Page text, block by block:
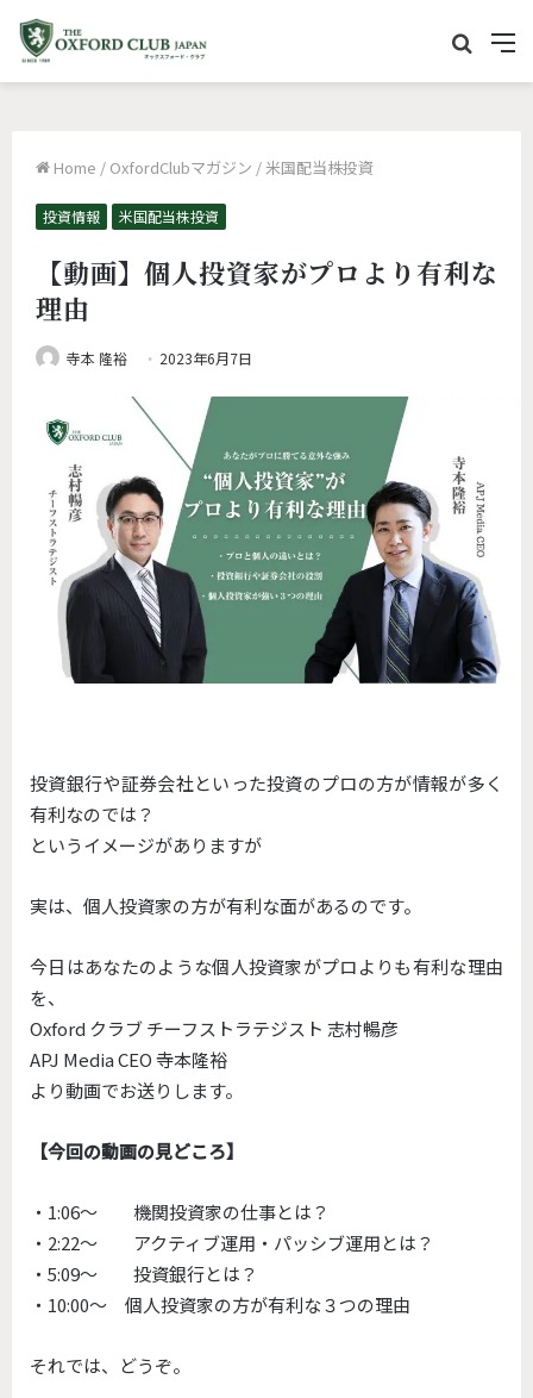
M
e
イ
Home / OxfordClubマガジン /米国配当株投資
投資情報 米国配当株投資
【動画】個人投資家がプロより有利な
理由
寺本 隆裕 2023年6月7日
投資銀行や証券会社といった投資のプロの方が情報が多く
有利なのでは？
というイメージがありますが
実は、個人投資家の方が有利な面があるのです。
今日はあなたのような個人投資家がプロよりも有利な理由
を、
Oxford クラブ チーフストラテジスト 志村暢彦
APJ Media CEO 寺本隆裕
より動画でお送りします。
【今回の動画の見どころ】
・1:06〜 機関投資家の仕事とは？
・2:22〜 アクティブ運用・パッシブ運用とは？
・5:09〜 投資銀行とは？
・10:00〜 個人投資家の方が有利な３つの理由
それでは、どうぞ。